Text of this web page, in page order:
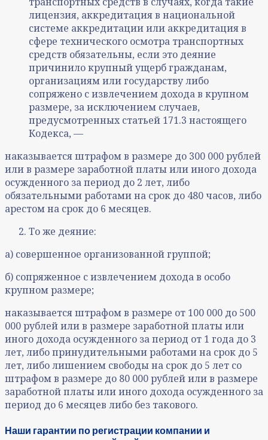
лицензия, аккредитация в национальной
системе аккредитации или аккредитация в
сфере технического осмотра транспортных
средств обязательны, если это деяние
причинило крупный ущерб гражданам,
организациям или государству либо
сопряжено с извлечением дохода в крупном
размере, за исключением случаев,
предусмотренных статьей 171.3 настоящего
Кодекса, —
наказывается штрафом в размере до 300 000 рублей
или в размере заработной платы или иного дохода
осужденного за период до 2 лет, либо
обязательными работами на срок до 480 часов, либо
арестом на срок до 6 месяцев.
То же деяние:
а) совершенное организованной группой;
б) сопряженное с извлечением дохода в особо
крупном размере;
наказывается штрафом в размере от 100 000 до 500
000 рублей или в размере заработной платы или
иного дохода осужденного за период от 1 года до 3
лет, либо принудительными работами на срок до 5
лет, либо лишением свободы на срок до 5 лет со
штрафом в размере до 80 000 рублей или в размере
заработной платы или иного дохода осужденного за
период до 6 месяцев либо без такового.
Наши гарантии по регистрации компании и